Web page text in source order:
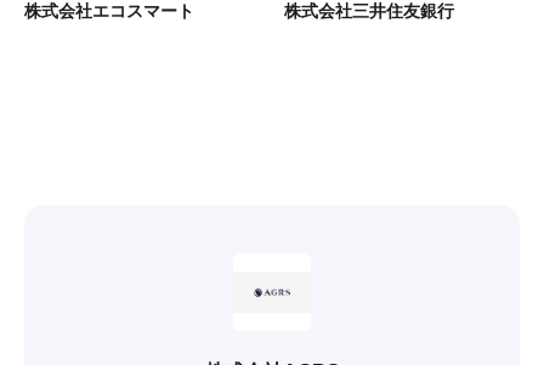
株式会社エコスマート 株式会社三井住友銀行